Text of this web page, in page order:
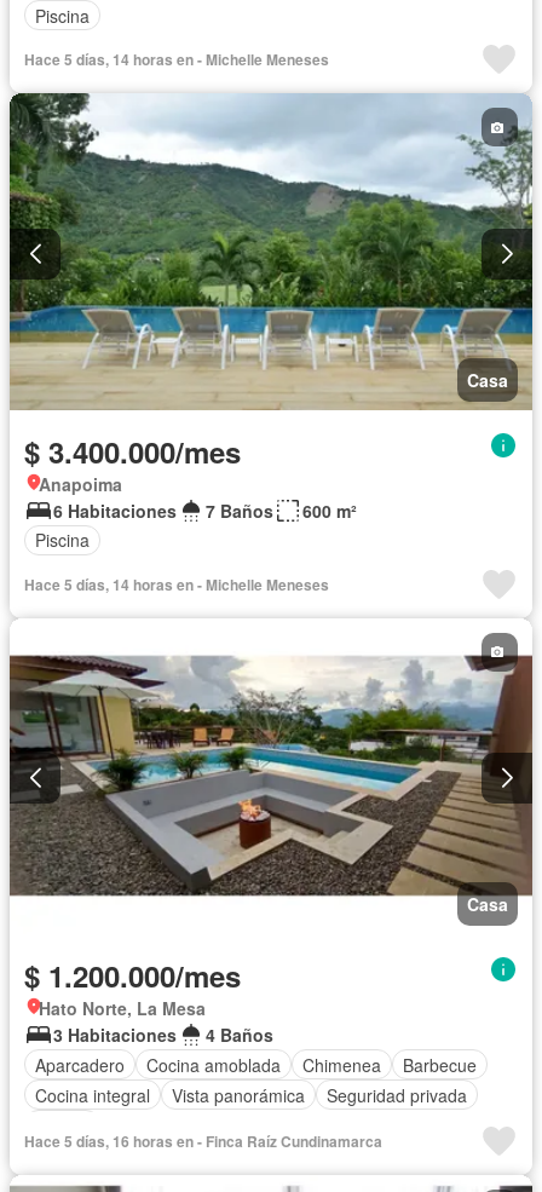
Piscina
Hace 5 días, 14 horas en - Michelle Meneses
Casa
$ 3.400.000/mes
Anapoima
6 Habitaciones
7 Baños
600 m²
Piscina
Hace 5 días, 14 horas en - Michelle Meneses
Casa
$ 1.200.000/mes
Hato Norte, La Mesa
3 Habitaciones
4 Baños
Aparcadero
Cocina amoblada Chimenea
Barbecue
Cocina integral
Vista panorámica
Seguridad privada
Hace 5 días, 16 horas en - Finca Raíz Cundinamarca